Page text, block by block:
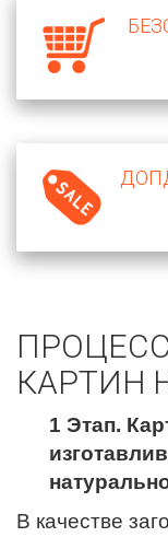
КАРТИН
1 Этап.
В качестве